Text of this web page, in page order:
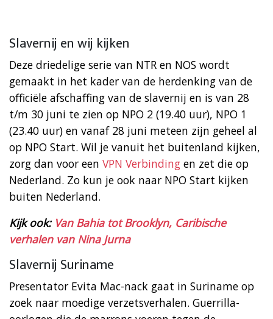
Slavernij en wij kijken
Deze driedelige serie van NTR en NOS wordt
gemaakt in het kader van de herdenking van de
officiële afschaffing van de slavernij en is van 28
t/m 30 juni te zien op NPO 2 (19.40 uur), NPO 1
(23.40 uur) en vanaf 28 juni meteen zijn geheel al
op NPO Start. Wil je vanuit het buitenland kijken,
zorg dan voor een VPN Verbinding en zet die op
Nederland. Zo kun je ook naar NPO Start kijken
buiten Nederland.
Kijk ook: Van Bahia tot Brooklyn, Caribische
verhalen van Nina Jurna
Slavernij Suriname
Presentator Evita Mac-nack gaat in Suriname op
zoek naar moedige verzetsverhalen. Guerrilla-